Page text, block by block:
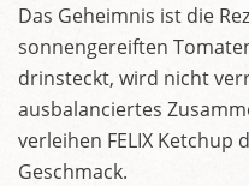
Das Geheimnis ist die
sonnengereiften
drinsteckt, wird nicht
ausbalanciertes
verleihen FELIX Ketchup
Geschmack.